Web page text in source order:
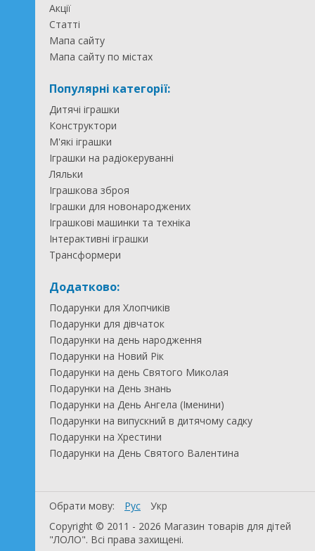
Акції
Статті
Мапа сайту
Мапа сайту по містах
Популярні категорії:
Дитячі іграшки
Конструктори
М'які іграшки
Іграшки на радіокеруванні
Ляльки
Іграшкова зброя
Іграшки для новонароджених
Іграшкові машинки та техніка
Інтерактивні іграшки
Трансформери
Додатково:
Подарунки для Хлопчиків
Подарунки для дівчаток
Подарунки на день народження
Подарунки на Новий Рік
Подарунки на день Святого Миколая
Подарунки на День знань
Подарунки на День Ангела (Іменини)
Подарунки на випускний в дитячому садку
Подарунки на Хрестини
Подарунки на День Святого Валентина
Обрати мову: Рус
Укр
Copyright © 2011 - 2026 Магазин товарів для дітей
"ЛОЛО". Всі права захищені.